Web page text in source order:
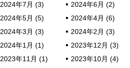
2024年7月 (3)
2024年6月 (2)
2024年5月 (5)
2024年4月 (6)
2024年3月 (3)
2024年2月 (3)
2024年1月 (1)
2023年12月 (3)
2023年11月 (1)
2023年10月 (4)